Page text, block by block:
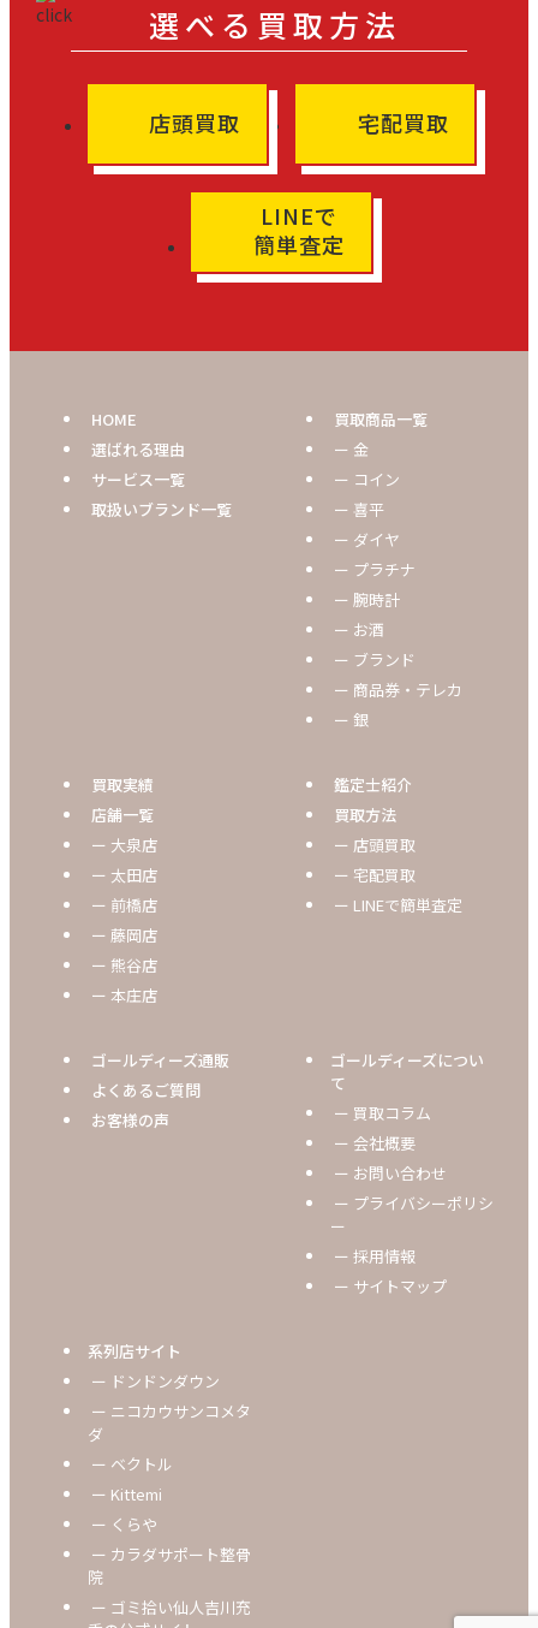
選べる買取方法
店頭買取 宅配買取
LINEで
簡単査定
HOME
選ばれる理由
サービス一覧
取扱いブランド一覧
買取商品一覧
ー 金
ー コイン
ー 喜平
ー ダイヤ
ー プラチナ
ー 腕時計
ー お酒
ー ブランド
ー 商品券・テレカ
ー 銀
買取実績
店舗一覧
ー 大泉店
ー 太田店
ー 前橋店
ー 藤岡店
ー 熊谷店
ー 本庄店
鑑定士紹介
買取方法
ー 店頭買取
ー 宅配買取
ー LINEで簡単査定
ゴールディーズ通販
よくあるご質問
お客様の声
ゴールディーズについ
て
ー 買取コラム
ー 会社概要
ー お問い合わせ
ー プライバシーポリシ
ー
ー 採用情報
ー サイトマップ
系列店サイト
ー ドンドンダウン
ー ニコカウサンコメタ
ダ
ー ベクトル
ー Kittemi
ー くらや
ー カラダサポート整骨
院
ー ゴミ拾い仙人吉川充